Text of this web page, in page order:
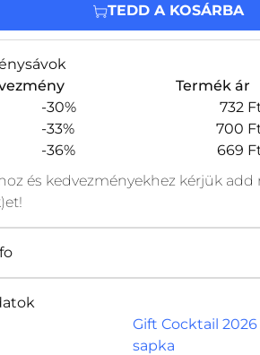
TEDD A KOSÁRBA
Termék ár
-30% 732
-33% 700
-36% 669
és kedvezményekhez kérjük add
Gift Cocktail 2026
sapka